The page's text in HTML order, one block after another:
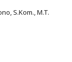
S.Kom., M.T.